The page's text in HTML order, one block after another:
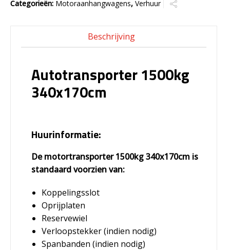
Categorieën: Motoraanhangwagens, Verhuur
Beschrijving
Autotransporter 1500kg
340x170cm
Huurinformatie:
De motortransporter 1500kg 340x170cm is
standaard voorzien van:
Koppelingsslot
Oprijplaten
Reservewiel
Verloopstekker (indien nodig)
Spanbanden (indien nodig)